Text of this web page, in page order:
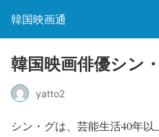
韓国映画通
韓国映画俳優シン
yatto2
シン・グは、芸能生活40年